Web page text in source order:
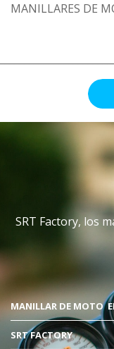
MANILLARES DE
SRT Factory, los
MANILLAR DE MOTO
SRT FACTORY